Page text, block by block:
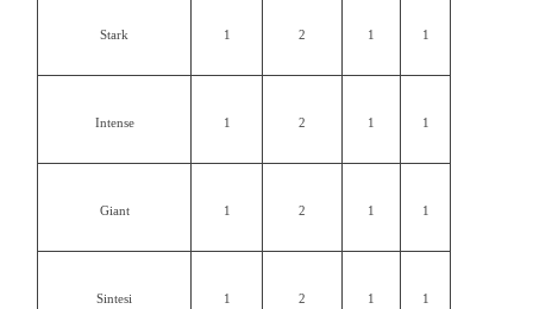
Stark 1 2 1 1
Intense 1 2 1 1
Giant 1 2 1 1
Sintesi 1 2 1 1